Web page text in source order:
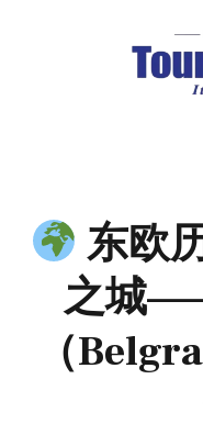
东欧
之城
（